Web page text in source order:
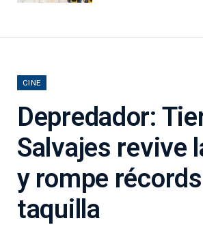
CINE
Depredador:
Salvajes revive
y rompe
taquilla